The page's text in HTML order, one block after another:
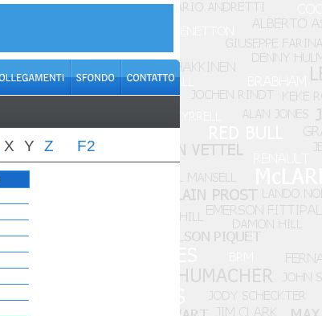
X Y Z F2